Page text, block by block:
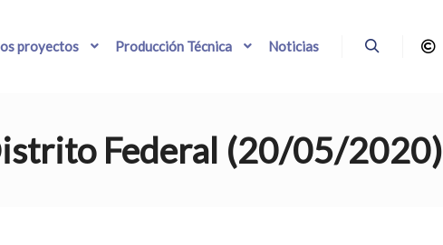
proyectos Producción Técnica Noticias
Federal (20/05/2020)